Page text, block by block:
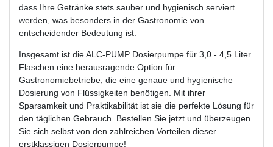
dass Ihre Getränke stets sauber und hygienisch serviert
werden, was besonders in der Gastronomie von
entscheidender Bedeutung ist.
Insgesamt ist die ALC-PUMP Dosierpumpe für 3,0 - 4,5 Liter
Flaschen eine herausragende Option für
Gastronomiebetriebe, die eine genaue und hygienische
Dosierung von Flüssigkeiten benötigen. Mit ihrer
Sparsamkeit und Praktikabilität ist sie die perfekte Lösung für
den täglichen Gebrauch. Bestellen Sie jetzt und überzeugen
Sie sich selbst von den zahlreichen Vorteilen dieser
erstklassigen Dosierpumpe!